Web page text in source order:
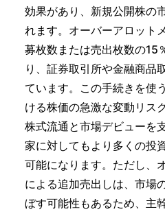
効果があり、新規公開株の
れます。オーバーアロット
募枚数または売出枚数の15
り、証券取引所や金融商品
ています。この手続きを使
ける株価の急激な変動リス
株式流通と市場デビューを
家に対してもより多くの投
可能になります。ただし、
による追加売出しは、市場
ぼす可能性もあるため、主